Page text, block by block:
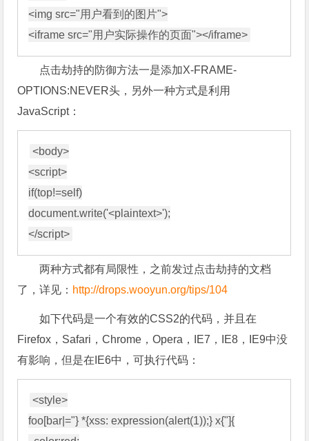
<img src="用户看到的图片">
点击劫持的防御方法一是添加X-FRAME-
OPTIONS:NEVER头，另外一种方式是利用
JavaScript：
<body>
<script>
if(top!=self)
document.write('<plaintext>');
两种方式都有局限性，之前发过点击劫持的文档
了，详见： http://drops.wooyun.org/tips/104
如下代码是一个有效的CSS2的代码，并且在
Firefox，Safari，Chrome，Opera，IE7，IE8，IE9中没
有影响，但是在IE6中，可执行代码：
<style>
foo[bar|="} *{xss: expression(alert(1));} x{"]{